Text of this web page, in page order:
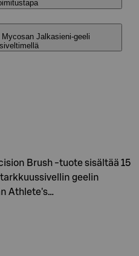
Jalkasieni-geeli
Brush -tuote sisältää 15
geelin
Athlete's…